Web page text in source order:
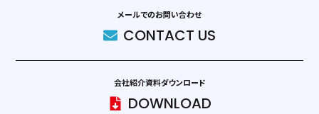
メールでのお問い合わせ
CONTACT US
会社紹介資料ダウンロード
DOWNLOAD